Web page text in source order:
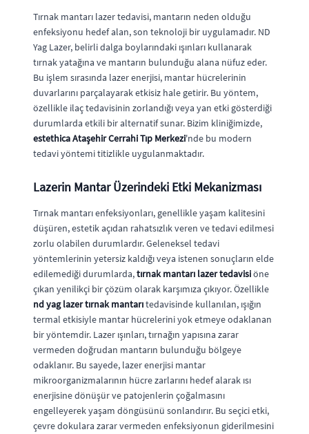
Tırnak mantarı lazer tedavisi, mantarın neden olduğu
enfeksiyonu hedef alan, son teknoloji bir uygulamadır. ND
Yag Lazer, belirli dalga boylarındaki ışınları kullanarak
tırnak yatağına ve mantarın bulunduğu alana nüfuz eder.
Bu işlem sırasında lazer enerjisi, mantar hücrelerinin
duvarlarını parçalayarak etkisiz hale getirir. Bu yöntem,
özellikle ilaç tedavisinin zorlandığı veya yan etki gösterdiği
durumlarda etkili bir alternatif sunar. Bizim kliniğimizde,
estethica Ataşehir Cerrahi Tıp Merkezi'nde bu modern
tedavi yöntemi titizlikle uygulanmaktadır.
Lazerin Mantar Üzerindeki Etki Mekanizması
Tırnak mantarı enfeksiyonları, genellikle yaşam kalitesini
düşüren, estetik açıdan rahatsızlık veren ve tedavi edilmesi
zorlu olabilen durumlardır. Geleneksel tedavi
yöntemlerinin yetersiz kaldığı veya istenen sonuçların elde
edilemediği durumlarda,tırnak mantarı lazer tedavisiöne
çıkan yenilikçi bir çözüm olarak karşımıza çıkıyor. Özellikle
nd yag lazer tırnak mantarıtedavisinde kullanılan, ışığın
termal etkisiyle mantar hücrelerini yok etmeye odaklanan
bir yöntemdir. Lazer ışınları, tırnağın yapısına zarar
vermeden doğrudan mantarın bulunduğu bölgeye
odaklanır. Bu sayede, lazer enerjisi mantar
mikroorganizmalarının hücre zarlarını hedef alarak ısı
enerjisine dönüşür ve patojenlerin çoğalmasını
engelleyerek yaşam döngüsünü sonlandırır. Bu seçici etki,
çevre dokulara zarar vermeden enfeksiyonun giderilmesini